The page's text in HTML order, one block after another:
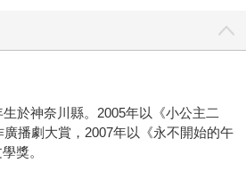
於神奈川縣。2005年以《小公主二
播劇大賞，2007年以《永不開始的午
獎。